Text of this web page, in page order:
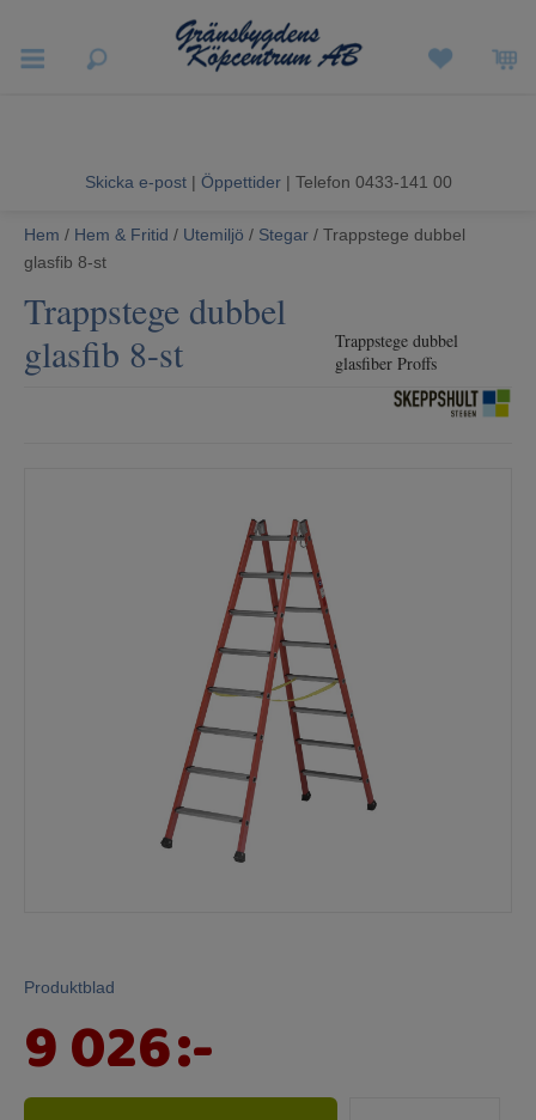
Sommarrea
Vitvaror
Ljud & Bild
Skicka e-post | Öppettider| Telefon 0433-141 00
Hem / Hem & Fritid / Utemiljö / Stegar / Trappstege dubbel
glasfib 8-st
Trappstege dubbel
glasfib 8-st
Trappstege dubbel
glasfiber Proffs
Produktblad
9 026:-